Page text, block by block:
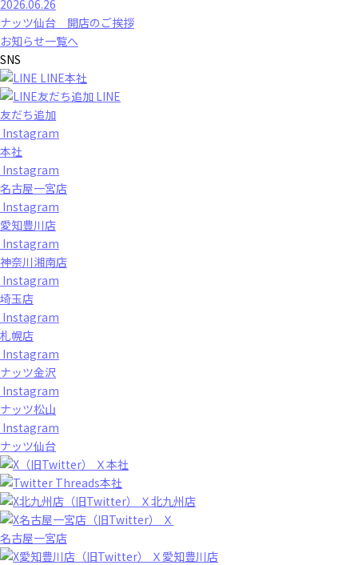
2026.06.26
ナッツ仙台 開店のご挨拶
お知らせ一覧へ
SNS
LINE本社
LINE
友だち追加
Instagram
本社
Instagram
名古屋一宮店
Instagram
愛知豊川店
Instagram
神奈川湘南店
Instagram
埼玉店
Instagram
札幌店
Instagram
ナッツ金沢
Instagram
ナッツ松山
Instagram
ナッツ仙台
Ｘ本社
Threads本社
Ｘ北九州店
Ｘ
名古屋一宮店
Ｘ愛知豊川店